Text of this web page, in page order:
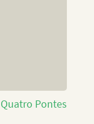
Pontes